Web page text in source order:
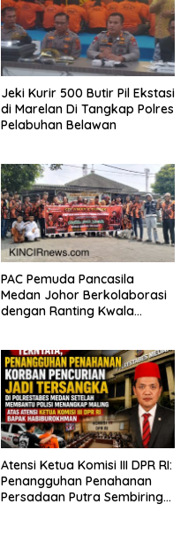
Jeki Kurir 500 Butir Pil Ekstasi
di Marelan Di Tangkap Polres
Pelabuhan Belawan
PAC Pemuda Pancasila
Medan Johor Berkolaborasi
dengan Ranting Kwala
Jemaah dan Pengguna Jalan
Atensi Ketua Komisi III DPR RI:
Penangguhan Penahanan
Persadaan Putra Sembiring